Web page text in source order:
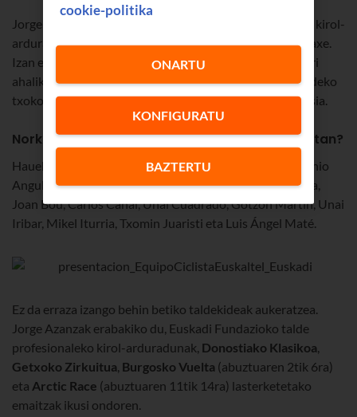
Jorge Azanza
ko talde profesionaleko kirol-
arduradunak den-dena eman nahi du Vueltan, iaz bezalaxe.
Izan ere, nahiz eta
World Tourlasterketa bat izan, taldeari
ahalik eta protagonismorik handiena ematea eta errepideko
txoko guztiak kolore laranjaz betetzea da helburu nagusia.
Nork osatuko du Euskaltel-Euskadi taldea Vueltan?
Hauek dira aurrez hautatutako 12 txirrindulariak: Antonio
Angulo, Xabier Azparren, Ibai Azurmendi, Mikel Bizkarra,
Joan Bou, Carlos Canal, Unai Cuadrado, Gotzon Martín, Unai
Iribar, Mikel Iturria, Txomin Juaristi eta Luis Ángel Maté.
Ez da erraza izango behin betiko taldekideak aukeratzea.
Jorge Azanzak erabakiko du, Euskadi Fundazioko talde
profesionaleko kirol-arduradunak, Donostiako Klasikoa,
Getxoko Zirkuitua, Burgosko Vuelta (abuztuaren 2tik 6ra)
eta Arctic Race (abuztuaren 11tik 14ra) lasterketetako
emaitzak ikusi ondoren.
cookie-politika
KONFIGURATU
BAZTERTU
ONARTU